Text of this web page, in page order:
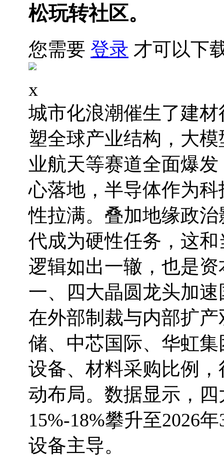
松玩转社区。
您需要 登录 才可以下
x
城市化浪潮催生了建
塑全球产业结构，大
业航天等赛道全面爆
心落地，半导体作为
性拉满。叠加地缘政
代成为硬性任务，这
逻辑如出一辙，也是
一、四大晶圆龙头加
在外部制裁与内部扩
储、中芯国际、华虹
设备、材料采购比例
动布局。数据显示，
15%-18%攀升至2026
设备主导。